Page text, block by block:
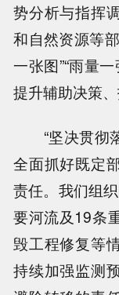
势分析与指挥
和自然资源等
一张图”“雨量一
提升辅助决策
“坚决贯彻落
全面抓好既定
责任。我们组
要河流及19条
毁工程修复等
持续加强监测